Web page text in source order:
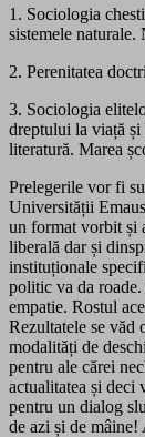
1. Sociologia
sistemele
2. Perenitatea
3. Sociologia
dreptului la viață
literatură. Marea
Prelegerile vor fi
Universității
un format vorbit și
liberală dar și
instituționale
politic va da
empatie. Rostul
Rezultatele se văd
modalități de
pentru ale cărei
actualitatea și deci
pentru un dialog
de azi și de mâine!